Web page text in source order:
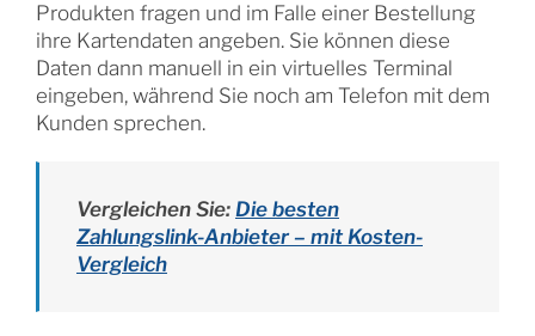
Produkten fragen und im Falle einer Bestellung
ihre Kartendaten angeben. Sie können diese
Daten dann manuell in ein virtuelles Terminal
eingeben, während Sie noch am Telefon mit dem
Kunden sprechen.
Vergleichen Sie: Die besten
Zahlungslink-Anbieter – mit Kosten-
Vergleich